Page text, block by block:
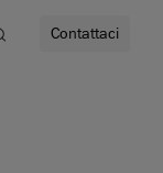
Contattaci